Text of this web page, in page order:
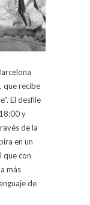
que recibe
El desfile
y
de la
en un
que con
más
de